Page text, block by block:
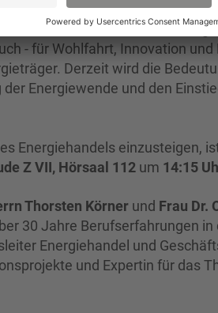
Industriezweig
Der wettbewerblich
- für Wohlfahrt, Innovation
Derzeit wird die
Energiewende und den
Energiehandels einzusteigen,
Z VII, Hörsaal 112 um 14:15
Thorsten Körner und Frau Dr.
30 Jahre Berufserfahrungen in
Energiehandel und
und Expertin für das